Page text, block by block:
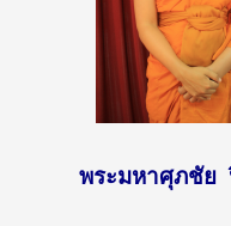
พระมหาศุภชัย